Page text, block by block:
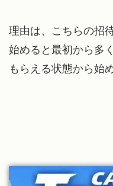
理由は、こちらの招
始めると最初から多
もらえる状態から始